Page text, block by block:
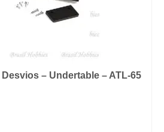
– Undertable – ATL-65